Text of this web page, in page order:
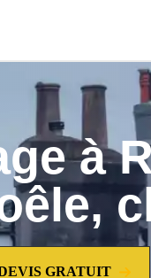
à
GRATUIT